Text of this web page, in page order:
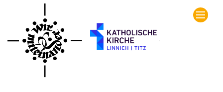
Zum Inhalt springen